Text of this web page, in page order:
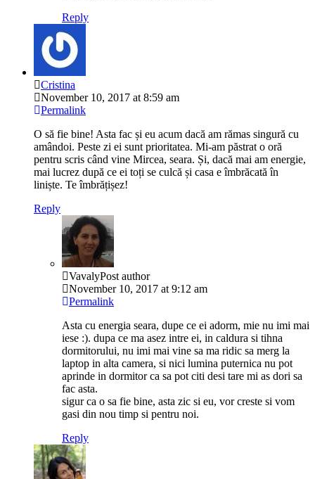
Reply
Cristina
November 10, 2017 at 8:59 am
Permalink
O să fie bine! Asta fac și eu acum dacă am rămas singură cu
amândoi. Peste zi ei sunt prioritatea. Mi-am păstrat o oră
pentru scris când vine Mircea, seara. Și, dacă mai am energie,
mai lucrez după ce ei toți se culcă și casa e îmbrăcată în
liniște. Te îmbrățișez!
Reply
VavalyPost author
November 10, 2017 at 9:12 am
Permalink
Asta cu energia seara, dupe ce ei adorm, mie nu imi mai
iese :). dupa ce ma asez intre ei, in caldura si tihna
dormitorului, nu imi mai vine sa ma ridic sa merg la
laptop in alta camera, si nici lumina puternica nu pot
aprinde in dormitor ca sa pot citi desi tare mi as dori sa
fac asta.
sigur ca o sa fie bine, asta zic si eu, vor creste si vom
gasi din nou timp si pentru noi.
Reply